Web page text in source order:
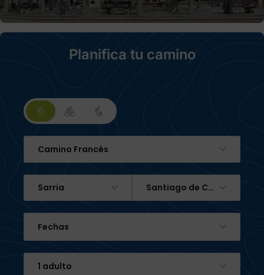
Planifica tu camino
Camino Francés
Sarria Santiago de Compostela
Fechas
1 adulto